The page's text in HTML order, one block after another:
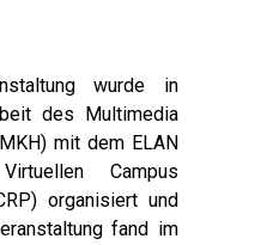
wurde in
des Multimedia
mit dem ELAN
Campus
organisiert und
fand im